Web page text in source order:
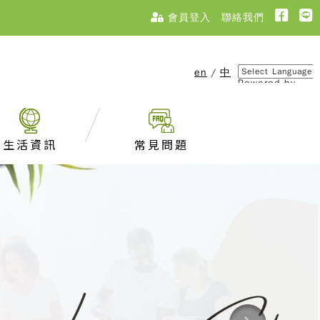
會員登入 聯絡我們
en / 中
Powered by
生活資訊 常見問題